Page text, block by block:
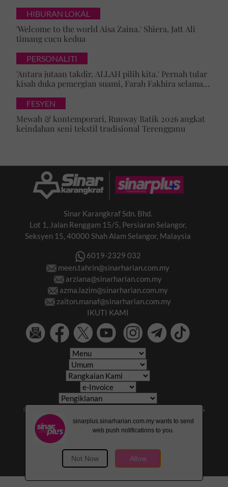
HIBURAN LOKAL
'Welcome to the world Aisa Zaina.' Shiera, Jatt Ali
timang cucu kedua
PERSONALITI
'Antara jutaan takdir, ALLAH pilih kita.' Pernah tular
kisah duka pemergian suami, Farah Fakhira selamat
FESYEN
Mewah & kontemporari, Runway Batik 2026 angkat
keindahan seni tekstil tradisional Terengganu
Sinar Karangkraf Sdn. Bhd.
Lot 1, Jalan Renggam 15/5, Persiaran Selangor,
Seksyen 15, 40000 Shah Alam Selangor, Malaysia
6019-2329 032
meen.tahrin@sinarharian.com.my
arziana@sinarharian.com.my
azma.lazim@sinarharian.com.my
zaiton.manaf@sinarharian.com.my
IKUTI KAMI
© 2026 All Rights Reserved • Karangkraf Group • © 2026
Hakcipta Terpelihara • Kumpulan Karangkraf